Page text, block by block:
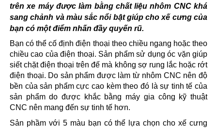
trên xe máy được làm bằng chất liệu nhôm CNC khá
sang chảnh và màu sắc nổi bật giúp cho xế cưng của
bạn có một điểm nhấn đầy quyến rũ.
Bạn có thể cố định điện thoại theo chiều ngang hoặc theo
chiều cao của điện thoại. Sản phẩm sử dụng óc vặn giúp
siết chặt điện thoại trên đế mà không sợ rung lắc hoặc rớt
điện thoại. Do sản phẩm được làm từ nhôm CNC nên độ
bền của sản phẩm cực cao kèm theo đó là sự tinh tế của
sản phẩm do được khắc bằng máy gia công kỹ thuật
CNC nên mang đến sự tinh tế hơn.
Sản phầm với 5 màu bạn có thể lựa chọn cho xế cưng